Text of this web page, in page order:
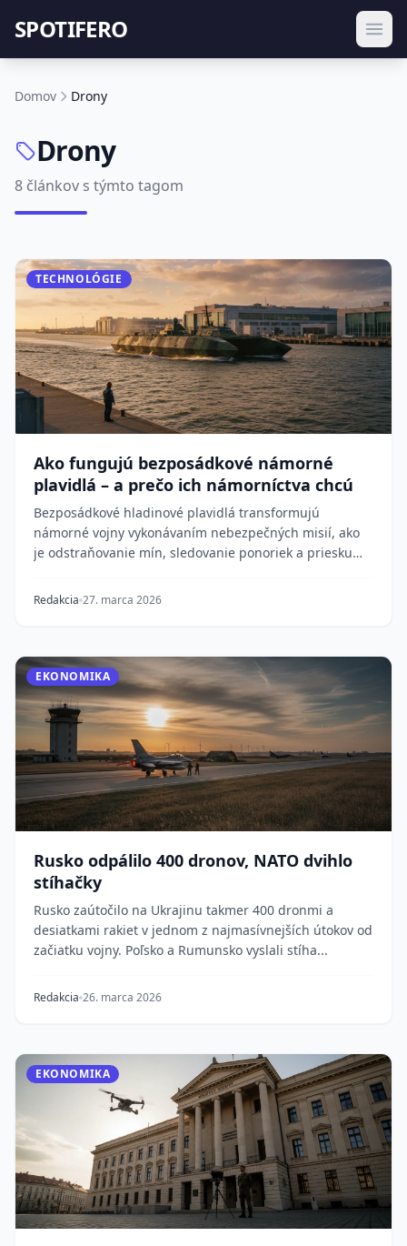
SPOTIFERO
Domov Drony
Drony
8 článkov s týmto tagom
TECHNOLÓGIE
Ako fungujú bezposádkové námorné
plavidlá – a prečo ich námorníctva chcú
Bezposádkové hladinové plavidlá transformujú
námorné vojny vykonávaním nebezpečných misií, ako
je odstraňovanie mín, sledovanie ponoriek a prieskum,
Redakcia 27. marca 2026
EKONOMIKA
Rusko odpálilo 400 dronov, NATO dvihlo
stíhačky
Rusko zaútočilo na Ukrajinu takmer 400 dronmi a
desiatkami rakiet v jednom z najmasívnejších útokov od
začiatku vojny. Poľsko a Rumunsko vyslali stíha...
Redakcia 26. marca 2026
EKONOMIKA